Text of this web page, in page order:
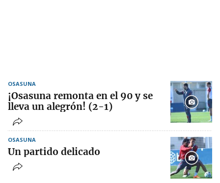
OSASUNA
¡Osasuna remonta en el 90 y se
lleva un alegrón! (2-1)
OSASUNA
Un partido delicado